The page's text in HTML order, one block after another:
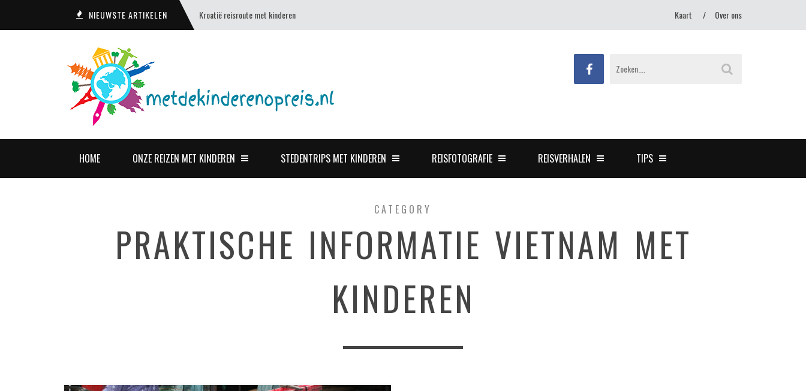
NIEUWSTE ARTIKELEN Kroatië reisroute met kinderen Kaart Over ons
HOME ONZE REIZEN MET KINDEREN STEDENTRIPS MET KINDEREN REISFOTOGRAFIE REISVERHALEN TIPS
CATEGORY
PRAKTISCHE INFORMATIE VIETNAM MET
KINDEREN